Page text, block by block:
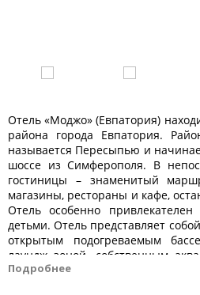
Отель «Моджо» (Евпатория)
района города Евпатория.
называется Пересыпью и
шоссе из Симферополя. В
гостиницы – знаменитый
магазины, рестораны и кафе,
Отель особенно
детьми. Отель представляет
открытым подогреваемым
лаундж зоной, собственным
комнатой, гончарной мастерской,
Подробнее